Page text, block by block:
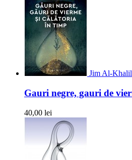
Jim Al-
Gauri negre, gauri de
40,00 lei